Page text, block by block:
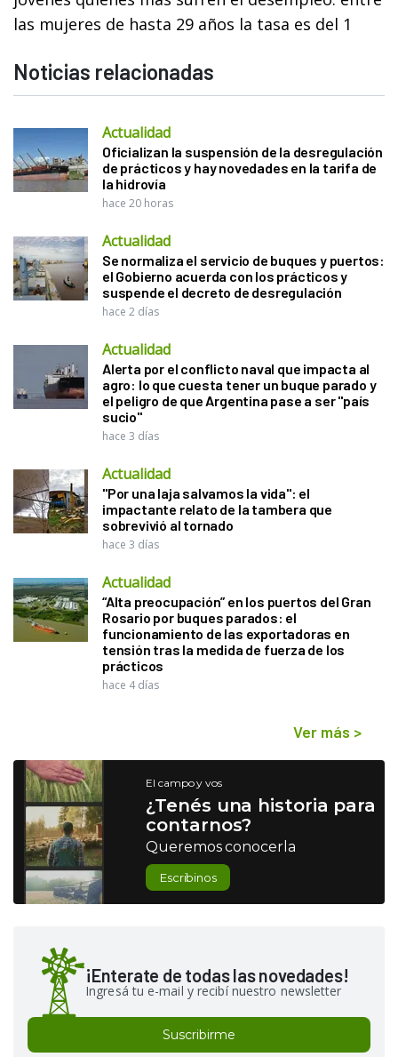
las mujeres de hasta 29 años la tasa es del 1
Noticias relacionadas
Actualidad
Oficializan la suspensión de la desregulación
de prácticos y hay novedades en la tarifa de
la hidrovía
hace 20 horas
Actualidad
Se normaliza el servicio de buques y puertos:
el Gobierno acuerda con los prácticos y
suspende el decreto de desregulación
hace 2 días
Actualidad
Alerta por el conflicto naval que impacta al
agro: lo que cuesta tener un buque parado y
el peligro de que Argentina pase a ser "país
sucio"
hace 3 días
Actualidad
"Por una laja salvamos la vida": el
impactante relato de la tambera que
sobrevivió al tornado
hace 3 días
Actualidad
“Alta preocupación” en los puertos del Gran
Rosario por buques parados: el
funcionamiento de las exportadoras en
tensión tras la medida de fuerza de los
prácticos
hace 4 días
Ver más >
El campo y vos
¿Tenés una historia para
contarnos?
Queremos conocerla
Escribinos
¡Enterate de todas las novedades!
Ingresá tu e-mail y recibí nuestro newsletter
Suscribirme